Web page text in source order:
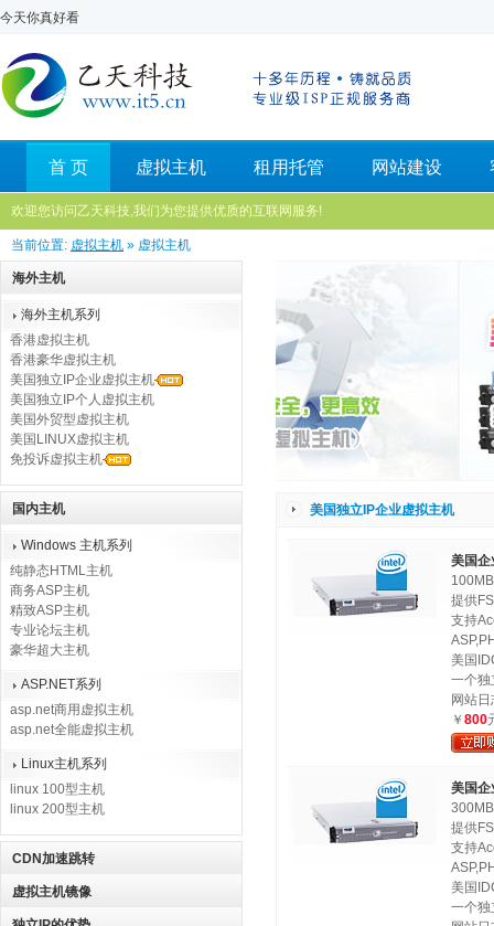
今天你真好看
首 页 虚拟主机 租用托管 网站建设
欢迎您访问乙天科技,我们为您提供优质的互联网服务!
当前位置: 虚拟主机 » 虚拟主机
海外主机
海外主机系列
香港虚拟主机
香港豪华虚拟主机
美国独立IP企业虚拟主机
美国独立IP个人虚拟主机
美国外贸型虚拟主机
美国LINUX虚拟主机
免投诉虚拟主机
国内主机
Windows 主机系列
纯静态HTML主机
商务ASP主机
精致ASP主机
专业论坛主机
豪华超大主机
ASP.NET系列
asp.net商用虚拟主机
asp.net全能虚拟主机
Linux主机系列
linux 100型主机
linux 200型主机
CDN加速跳转
虚拟主机镜像
美国独立IP企业虚拟主机
美国
提供
支持
美国
一个独
网站日
￥ 800
美国
提供
支持
美国
一个独